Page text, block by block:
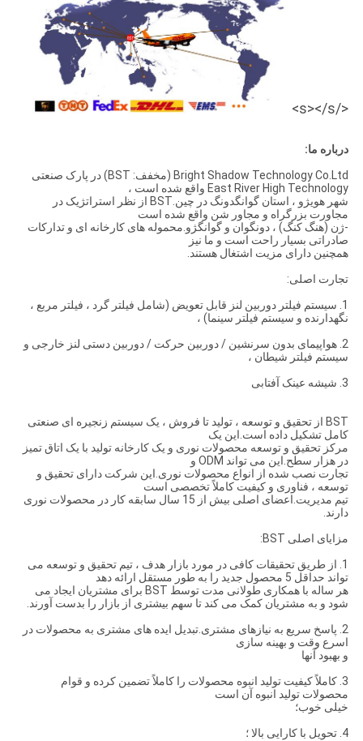
</s></s>
درباره ما:
Bright Shadow Technology Co.Ltd (مخفف: BST) در پارک صنعتی
East River High Technology واقع شده است ،
شهر هویژو ، استان گوانگدونگ در چین.BST از نظر استراتژیک در
مجاورت بزرگراه و مجاور شن واقع شده است
-ژن (هنگ کنگ) ، دونگوان و گوانگژو.محموله های کارخانه ای و تدارکات
صادراتی بسیار راحت است و ما نیز
همچنین دارای مزیت اشتغال هستند.
تجارت اصلی:
1. سیستم فیلتر دوربین لنز قابل تعویض (شامل فیلتر گرد ، فیلتر مربع ،
نگهدارنده و سیستم فیلتر سینما) ،
2. هواپیمای بدون سرنشین / دوربین حرکت / دوربین دستی لنز خارجی و
سیستم فیلتر شیطان ،
3. شیشه عینک آفتابی
BST از تحقیق و توسعه ، تولید تا فروش ، یک سیستم زنجیره ای صنعتی
کامل تشکیل داده است.این یک
مرکز تحقیق و توسعه محصولات نوری و یک کارخانه تولید با یک اتاق تمیز
در هزار سطح.این می تواند ODM و
تجارت نصب شده از انواع محصولات نوری.این شرکت دارای تحقیق و
توسعه ، فناوری و کیفیت کاملاً تخصصی است
تیم مدیریت.اعضای اصلی بیش از 15 سال سابقه کار در محصولات نوری
دارند.
مزایای اصلی BST:
1. از طریق تحقیقات کافی در مورد بازار هدف ، تیم تحقیق و توسعه می
تواند حداقل 5 محصول جدید را به طور مستقل ارائه دهد
هر ساله با همکاری طولانی مدت توسط BST برای مشتریان ایجاد می
شود و به مشتریان کمک می کند تا سهم بیشتری از بازار را بدست آورند.
2. پاسخ سریع به نیازهای مشتری.تبدیل ایده های مشتری به محصولات در
اسرع وقت و بهینه سازی
و بهبود آنها
3. كاملاً كیفیت تولید انبوه محصولات را كاملاً تضمین كرده و قوام
محصولات تولید انبوه آن است
خیلی خوب؛
4. تحویل با کارایی بالا ؛